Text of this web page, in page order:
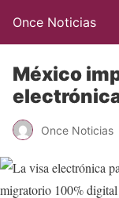
Once Noticias
México
Once Noticias